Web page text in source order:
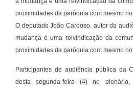
O deputado João Cardoso, autor da
mudança é uma reivindicação da
proximidades da paróquia com mesmo
Participantes de audiência pública da
desta segunda-feira (4) no